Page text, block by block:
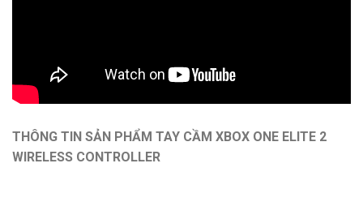
THÔNG TIN SẢN PHẨM TAY CẦM XBOX ONE ELITE 2
WIRELESS CONTROLLER